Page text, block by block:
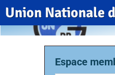
Union Nationale
Espace